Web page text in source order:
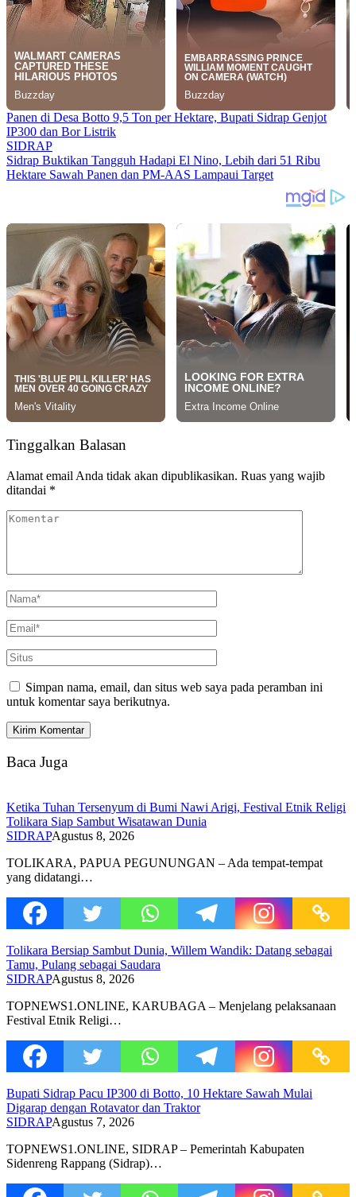
Panen di Desa Botto 9,5 Ton per Hektare, Bupati Sidrap Genjot
IP300 dan Bor Listrik
SIDRAP
Sidrap Buktikan Tangguh Hadapi El Nino, Lebih dari 51 Ribu
Hektare Sawah Panen dan PM-AAS Lampaui Target
Tinggalkan Balasan
Alamat email Anda tidak akan dipublikasikan. Ruas yang wajib
ditandai *
Simpan nama, email, dan situs web saya pada peramban ini
untuk komentar saya berikutnya.
Baca Juga
Ketika Tuhan Tersenyum di Bumi Nawi Arigi, Festival Etnik Religi
Tolikara Siap Sambut Wisatawan Dunia
SIDRAPAgustus 8, 2026
TOLIKARA, PAPUA PEGUNUNGAN – Ada tempat-tempat
yang didatangi…
Tolikara Bersiap Sambut Dunia, Willem Wandik: Datang sebagai
Tamu, Pulang sebagai Saudara
SIDRAPAgustus 8, 2026
TOPNEWS1.ONLINE, KARUBAGA – Menjelang pelaksanaan
Festival Etnik Religi…
Bupati Sidrap Pacu IP300 di Botto, 10 Hektare Sawah Mulai
Digarap dengan Rotavator dan Traktor
SIDRAPAgustus 7, 2026
TOPNEWS1.ONLINE, SIDRAP – Pemerintah Kabupaten
Sidenreng Rappang (Sidrap)…